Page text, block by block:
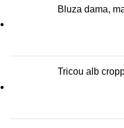
Bluza dama,
Tricou alb